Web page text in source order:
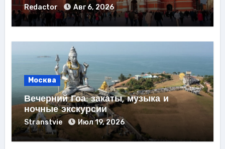
Redactor Авг 6, 2026
Москва
Вечерний Гоа: закаты, музыка и
ночные экскурсии
Stranstvie Июл 19, 2026